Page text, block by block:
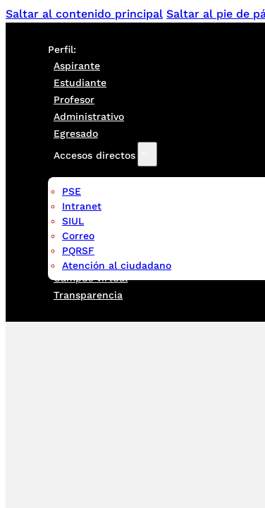
Saltar al contenido principal Saltar al pie de
Perfil:
Aspirante
Estudiante
Profesor
Administrativo
Egresado
Accesos directos
PSE
Intranet
SIUL
Correo
PQRSF
Atención al ciudadano
Campus virtual
Transparencia